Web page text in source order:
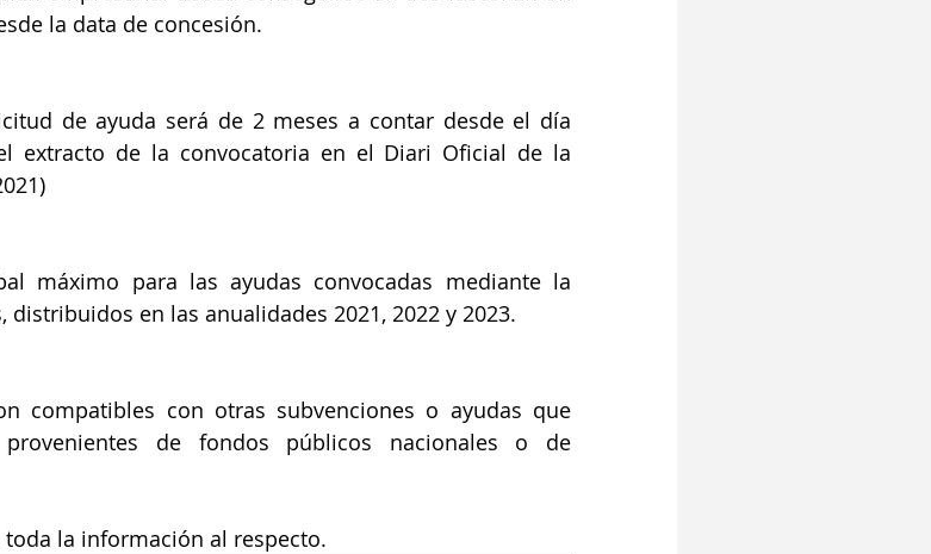
la data de concesión.
de ayuda será de 2 meses a contar desde el día
extracto de la convocatoria en el Diari Oficial de la
máximo para las ayudas convocadas mediante la
distribuidos en las anualidades 2021, 2022 y 2023.
compatibles con otras subvenciones o ayudas que
de fondos públicos nacionales o de
la información al respecto.